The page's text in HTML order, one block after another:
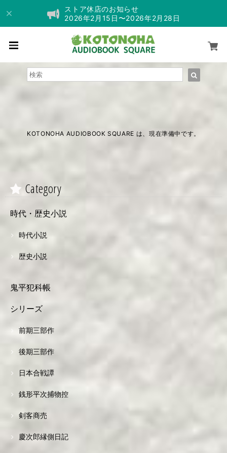
ストア休店のお知らせ
2026年2月15日〜2026年2月28日
KOTONOHA AUDIOBOOK SQUARE は、現在準備中です。
Category
時代・歴史小説
時代小説
歴史小説
鬼平犯科帳
シリーズ
前期三部作
後期三部作
日本合戦譚
銭形平次捕物控
剣客商売
慶次郎縁側日記